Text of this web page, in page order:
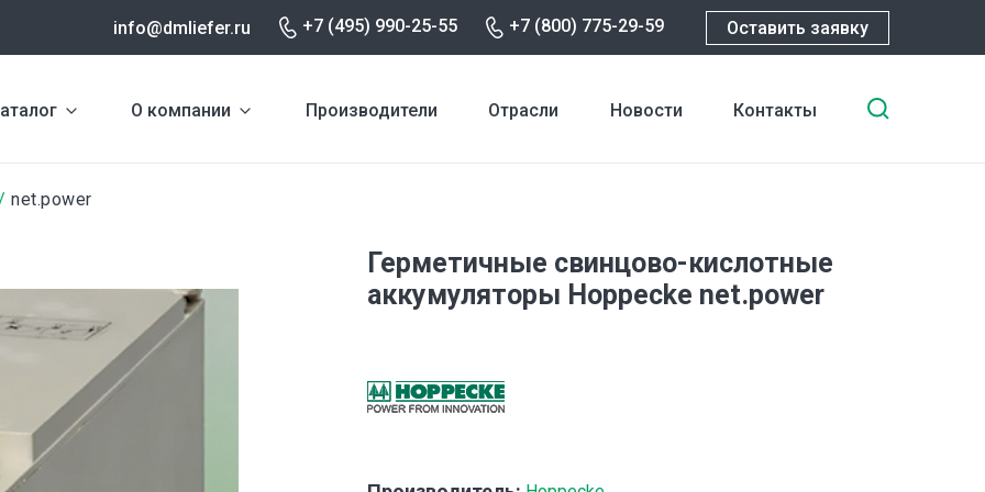
info@dmliefer.ru +7 (495) 990-25-55 +7 (800) 775-29-59 Оставить заявку
О компании Производители Отрасли Новости Контакты
net.power
Герметичные свинцово-кислотные
аккумуляторы Hoppecke net.power